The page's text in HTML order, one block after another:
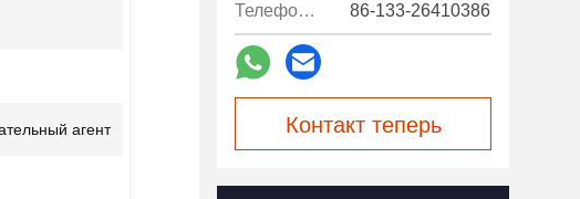
агент
Телефон:: 86-133-26410386
Контакт теперь